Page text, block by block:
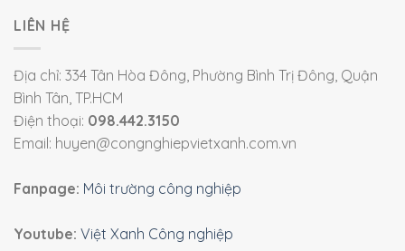
LIÊN HỆ
Địa chỉ: 334 Tân Hòa Đông, Phường Bình Trị Đông, Quận
Bình Tân, TP.HCM
Điện thoại: 098.442.3150
Email: huyen@congnghiepvietxanh.com.vn
Fanpage: Môi trường công nghiệp
Youtube: Việt Xanh Công nghiệp